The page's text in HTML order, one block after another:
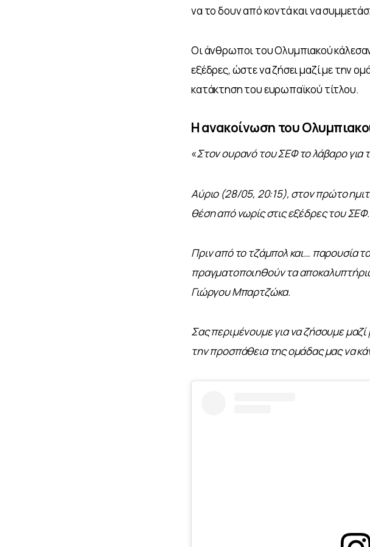
να το δουν από κοντά και να
Οι άνθρωποι του Ολυμπιακού
εξέδρες, ώστε να ζήσει μαζί με την
κατάκτηση του ευρωπαϊκού τίτλου.
Η ανακοίνωση του
«Στον ουρανό του ΣΕΦ το λάβαρο για
Αύριο (28/05, 20:15), στον πρώτο
θέση από νωρίς στις εξέδρες του ΣΕΦ.
Πριν από το τζάμπολ και… παρουσία
πραγματοποιηθούν τα
Γιώργου Μπαρτζώκα.
Σας περιμένουμε για να ζήσουμε μαζί
την προσπάθεια της ομάδας μας να